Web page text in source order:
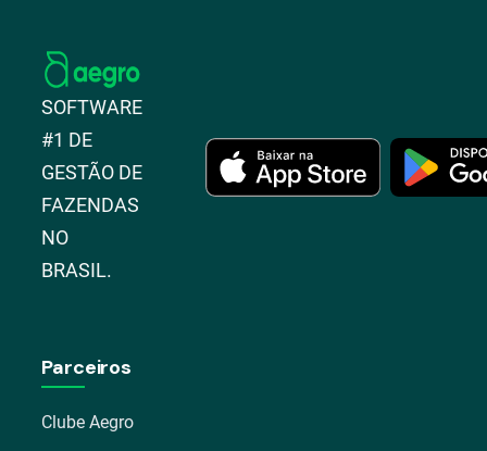
SOFTWARE
#1 DE
GESTÃO DE
FAZENDAS
NO
BRASIL.
Parceiros
Clube Aegro